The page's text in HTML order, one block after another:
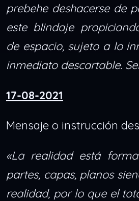
prebehe deshacerse de
este blindaje
de espacio, sujeto a lo
inmediato descartable.
17-08-2021
Mensaje o instrucción
«La realidad está
partes, capas, planos
realidad, por lo que el